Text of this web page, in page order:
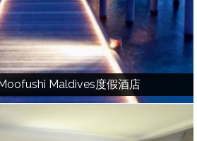
Maldives度假酒店